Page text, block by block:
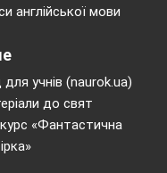
англійської мови
для учнів (naurok.ua)
до свят
«Фантастична